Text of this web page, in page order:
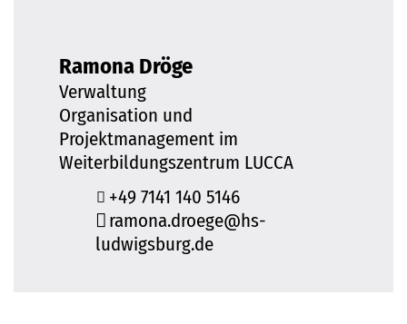
Ramona Dröge
Verwaltung
Organisation und
Projektmanagement im
Weiterbildungszentrum LUCCA
+49 7141 140 5146
ramona.droege@hs-
ludwigsburg.de